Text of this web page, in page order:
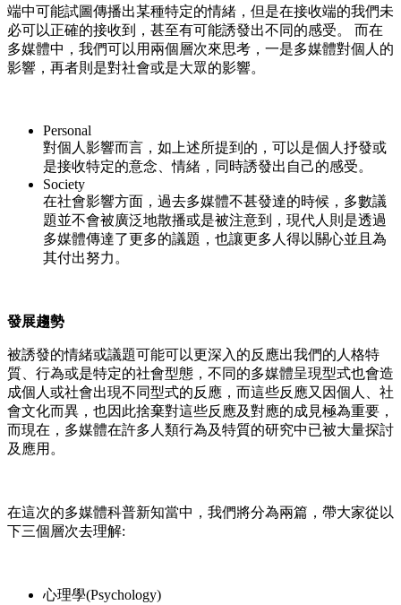
端中可能試圖傳播出某種特定的情緒，但是在接收端的我們未
必可以正確的接收到，甚至有可能誘發出不同的感受。 而在
多媒體中，我們可以用兩個層次來思考，一是多媒體對個人的
影響，再者則是對社會或是大眾的影響。
Personal
對個人影響而言，如上述所提到的，可以是個人抒發或
是接收特定的意念、情緒，同時誘發出自己的感受。
Society
在社會影響方面，過去多媒體不甚發達的時候，多數議
題並不會被廣泛地散播或是被注意到，現代人則是透過
多媒體傳達了更多的議題，也讓更多人得以關心並且為
其付出努力。
發展趨勢
被誘發的情緒或議題可能可以更深入的反應出我們的人格特
質、行為或是特定的社會型態，不同的多媒體呈現型式也會造
成個人或社會出現不同型式的反應，而這些反應又因個人、社
會文化而異，也因此捨棄對這些反應及對應的成見極為重要，
而現在，多媒體在許多人類行為及特質的研究中已被大量探討
及應用。
在這次的多媒體科普新知當中，我們將分為兩篇，帶大家從以
下三個層次去理解:
心理學(Psychology)